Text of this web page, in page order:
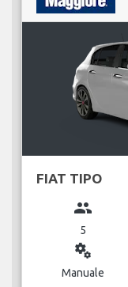
FIAT TIPO
group
5
miscellaneous_services
Manuale